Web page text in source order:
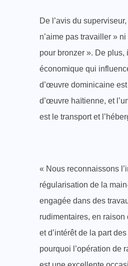
De l’avis du
n’aime pas travailler »
pour bronzer ». De plus,
économique qui
d’œuvre dominicaine
d’œuvre haïtienne, et
est le transport et
« Nous reconnaissons
régularisation de la
engagée dans des
rudimentaires, en
et d’intérêt de la part
pourquoi l’opération de